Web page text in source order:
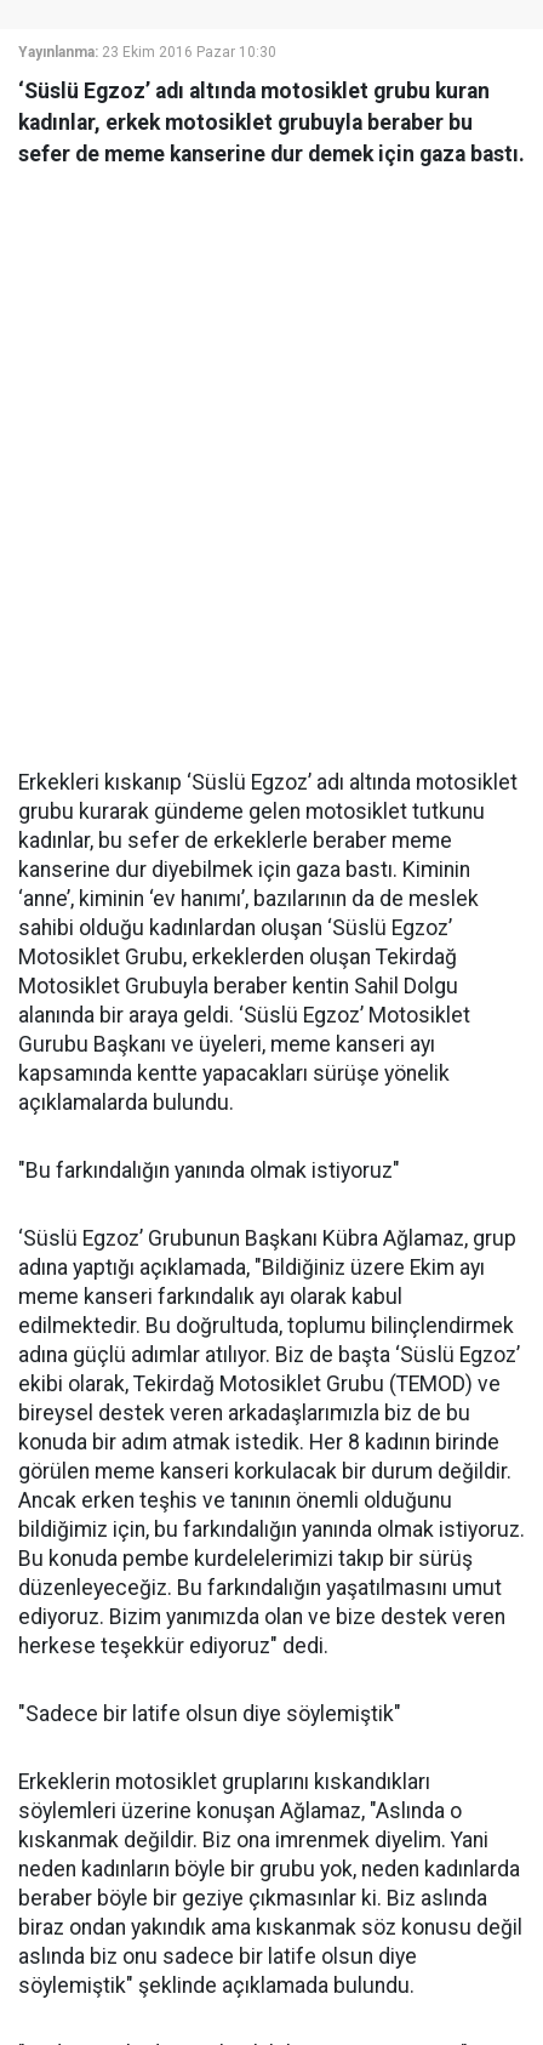
Yayınlanma: 23 Ekim 2016 Pazar 10:30
‘Süslü Egzoz’ adı altında motosiklet grubu kuran
kadınlar, erkek motosiklet grubuyla beraber bu
sefer de meme kanserine dur demek için gaza bastı.
Erkekleri kıskanıp ‘Süslü Egzoz’ adı altında motosiklet
grubu kurarak gündeme gelen motosiklet tutkunu
kadınlar, bu sefer de erkeklerle beraber meme
kanserine dur diyebilmek için gaza bastı. Kiminin
‘anne’, kiminin ‘ev hanımı’, bazılarının da de meslek
sahibi olduğu kadınlardan oluşan ‘Süslü Egzoz’
Motosiklet Grubu, erkeklerden oluşan Tekirdağ
Motosiklet Grubuyla beraber kentin Sahil Dolgu
alanında bir araya geldi. ‘Süslü Egzoz’ Motosiklet
Gurubu Başkanı ve üyeleri, meme kanseri ayı
kapsamında kentte yapacakları sürüşe yönelik
açıklamalarda bulundu.
"Bu farkındalığın yanında olmak istiyoruz"
‘Süslü Egzoz’ Grubunun Başkanı Kübra Ağlamaz, grup
adına yaptığı açıklamada, "Bildiğiniz üzere Ekim ayı
meme kanseri farkındalık ayı olarak kabul
edilmektedir. Bu doğrultuda, toplumu bilinçlendirmek
adına güçlü adımlar atılıyor. Biz de başta ‘Süslü Egzoz’
ekibi olarak, Tekirdağ Motosiklet Grubu (TEMOD) ve
bireysel destek veren arkadaşlarımızla biz de bu
konuda bir adım atmak istedik. Her 8 kadının birinde
görülen meme kanseri korkulacak bir durum değildir.
Ancak erken teşhis ve tanının önemli olduğunu
bildiğimiz için, bu farkındalığın yanında olmak istiyoruz.
Bu konuda pembe kurdelelerimizi takıp bir sürüş
düzenleyeceğiz. Bu farkındalığın yaşatılmasını umut
ediyoruz. Bizim yanımızda olan ve bize destek veren
herkese teşekkür ediyoruz" dedi.
"Sadece bir latife olsun diye söylemiştik"
Erkeklerin motosiklet gruplarını kıskandıkları
söylemleri üzerine konuşan Ağlamaz, "Aslında o
kıskanmak değildir. Biz ona imrenmek diyelim. Yani
neden kadınların böyle bir grubu yok, neden kadınlarda
beraber böyle bir geziye çıkmasınlar ki. Biz aslında
biraz ondan yakındık ama kıskanmak söz konusu değil
aslında biz onu sadece bir latife olsun diye
söylemiştik" şeklinde açıklamada bulundu.